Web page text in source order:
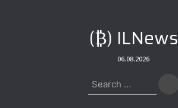
(₿) ILNews
06.08.2026
Search
for: